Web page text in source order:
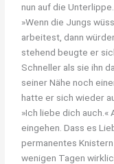
nun auf die Unterlippe.
»Wenn die Jungs
arbeitest, dann
stehend beugte er
Schneller als sie ihn
seiner Nähe noch
hatte er sich wieder
»Ich liebe dich
eingehen. Dass es
permanentes
wenigen Tagen